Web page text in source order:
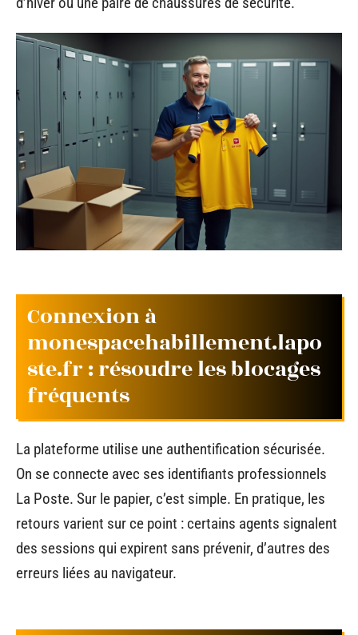
Connexion à
monespacehabillement.lapo
ste.fr : résoudre les blocages
fréquents
La plateforme utilise une authentification sécurisée.
On se connecte avec ses identifiants professionnels
La Poste. Sur le papier, c’est simple. En pratique, les
retours varient sur ce point : certains agents signalent
des sessions qui expirent sans prévenir, d’autres des
erreurs liées au navigateur.